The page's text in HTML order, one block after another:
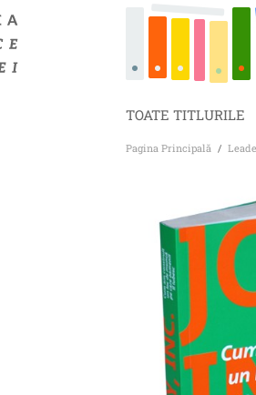
TOATE TITLURILE
Pagina Principală /